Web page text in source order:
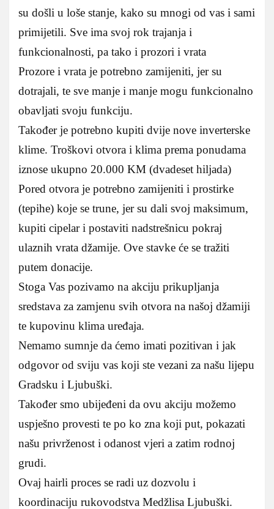
su došli u loše stanje, kako su mnogi od vas i sami
primijetili. Sve ima svoj rok trajanja i
funkcionalnosti, pa tako i prozori i vrata
Prozore i vrata je potrebno zamijeniti, jer su
dotrajali, te sve manje i manje mogu funkcionalno
obavljati svoju funkciju.
Također je potrebno kupiti dvije nove inverterske
klime. Troškovi otvora i klima prema ponudama
iznose ukupno 20.000 KM (dvadeset hiljada)
Pored otvora je potrebno zamijeniti i prostirke
(tepihe) koje se trune, jer su dali svoj maksimum,
kupiti cipelar i postaviti nadstrešnicu pokraj
ulaznih vrata džamije. Ove stavke će se tražiti
putem donacije.
Stoga Vas pozivamo na akciju prikupljanja
sredstava za zamjenu svih otvora na našoj džamiji
te kupovinu klima uređaja.
Nemamo sumnje da ćemo imati pozitivan i jak
odgovor od sviju vas koji ste vezani za našu lijepu
Gradsku i Ljubuški.
Također smo ubijeđeni da ovu akciju možemo
uspješno provesti te po ko zna koji put, pokazati
našu privrženost i odanost vjeri a zatim rodnoj
grudi.
Ovaj hairli proces se radi uz dozvolu i
koordinaciju rukovodstva Medžlisa Ljubuški.